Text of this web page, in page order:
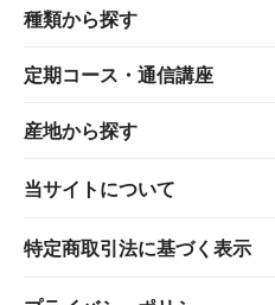
種類から探す
定期コース・通信講座
産地から探す
当サイトについて
特定商取引法に基づく表示